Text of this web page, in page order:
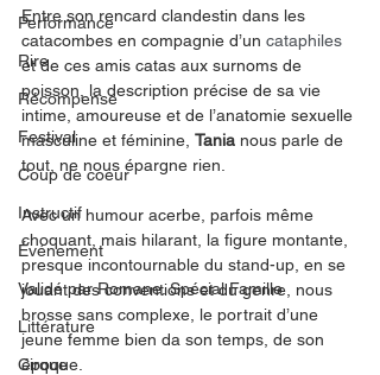
Performance
Rire
Récompense
Festival
Coup de coeur
Instructif
Événement
Validé par Romane. Spécial Famille
Littérature
Cirque
Entre son rencard clandestin dans les
catacombes en compagnie d’un cataphiles
et de ces amis catas aux surnoms de
poisson, la description précise de sa vie
intime, amoureuse et de l’anatomie sexuelle
masculine et féminine, Tania nous parle de
tout, ne nous épargne rien.
Avec un humour acerbe, parfois même
choquant, mais hilarant, la figure montante,
presque incontournable du stand-up, en se
jouant des conventions et du genre, nous
brosse sans complexe, le portrait d’une
jeune femme bien da son temps, de son
époque.